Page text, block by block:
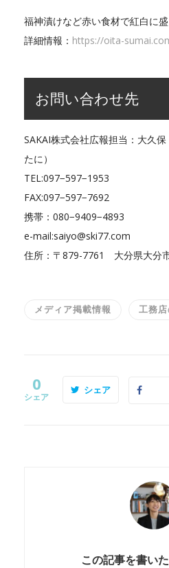
福神漬けなど赤い食材で紅白に
詳細情報： https://oita-
お問い合わせ先
SAKAI株式会社広報担当：大久
たに）
TEL:097−597−1953
FAX:097−597−7692
携帯：080−9409−4893
e-mail:saiyo@ski77.com
住所：〒879-7761 大分県大分
メディア掲載情報 工務
0
シェア
シェア
この記事を書い